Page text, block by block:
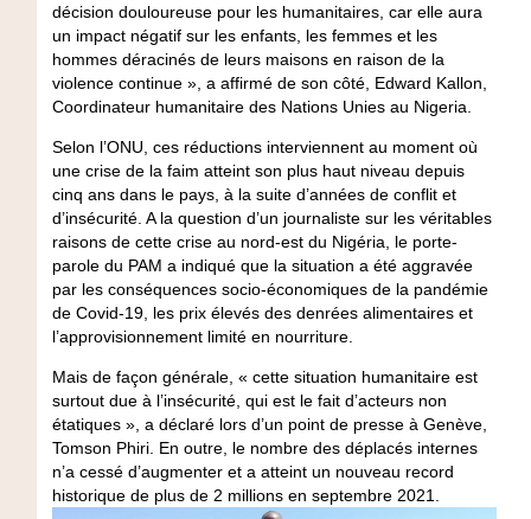
décision douloureuse pour les humanitaires, car elle aura
un impact négatif sur les enfants, les femmes et les
hommes déracinés de leurs maisons en raison de la
violence continue », a affirmé de son côté, Edward Kallon,
Coordinateur humanitaire des Nations Unies au Nigeria.
Selon l’ONU, ces réductions interviennent au moment où
une crise de la faim atteint son plus haut niveau depuis
cinq ans dans le pays, à la suite d’années de conflit et
d’insécurité. A la question d’un journaliste sur les véritables
raisons de cette crise au nord-est du Nigéria, le porte-
parole du PAM a indiqué que la situation a été aggravée
par les conséquences socio-économiques de la pandémie
de Covid-19, les prix élevés des denrées alimentaires et
l’approvisionnement limité en nourriture.
Mais de façon générale, « cette situation humanitaire est
surtout due à l’insécurité, qui est le fait d’acteurs non
étatiques », a déclaré lors d’un point de presse à Genève,
Tomson Phiri. En outre, le nombre des déplacés internes
n’a cessé d’augmenter et a atteint un nouveau record
historique de plus de 2 millions en septembre 2021.